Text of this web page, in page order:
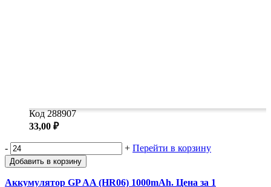
Код 288907
33,00 ₽
- + Перейти в корзину
Добавить в корзину
Аккумулятор GP AA (HR06) 1000mAh. Цена за 1